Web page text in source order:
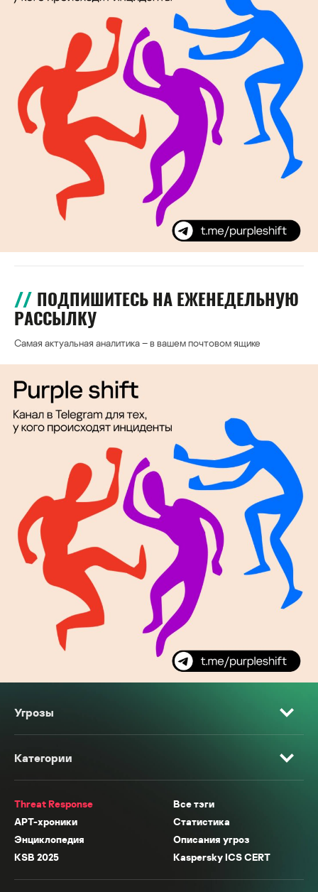
ПОДПИШИТЕСЬ НА ЕЖЕНЕДЕЛЬНУЮ
РАССЫЛКУ
Самая актуальная аналитика – в вашем почтовом ящике
Угрозы
Категории
Threat Response
Все тэги
APT-хроники
Статистика
Энциклопедия
Описания угроз
KSB 2025
Kaspersky ICS CERT